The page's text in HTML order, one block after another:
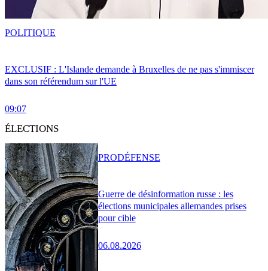
EXCLUSIF : L'Islande demande à Bruxelles de ne pas s'immiscer
dans son référendum sur l'UE
09:07
POLITIQUE
ÉLECTIONS
Guerre de désinformation russe : les
élections municipales allemandes prises
pour cible
06.08.2026
PRODÉFENSE